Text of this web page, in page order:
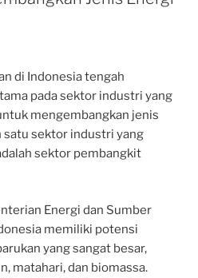
di Indonesia tengah
pada sektor industri yang
mengembangkan jenis
satu sektor industri yang
sektor pembangkit
Energi dan Sumber
memiliki potensi
yang sangat besar,
matahari, dan biomassa.